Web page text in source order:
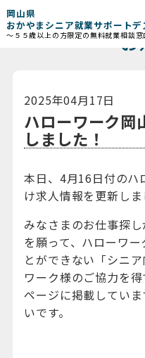
岡山県
おかやまシニア就業サポートデ
～５５歳以上の方限定の無料就業相談窓
お
2025年04月17日
ハローワーク岡
しました！
本日、4月16日付のハ
け求人情報を更新しま
みなさまのお仕事探
を願って、ハローワ
とができない「シニ
ワーク様のご協力を
ページに掲載してい
いです。